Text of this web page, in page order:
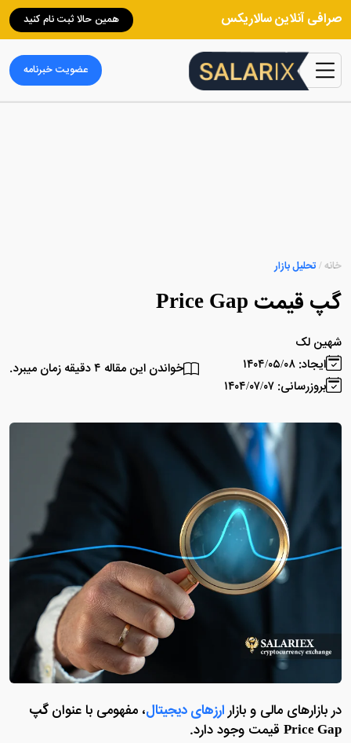
صرافی آنلاین سالاریکس همین حالا ثبت نام کنید
عضویت خبرنامه
خانه/تحلیل بازار
گپ قیمت Price Gap
شهین لک
ایجاد: ۱۴۰۴/۰۵/۰۸
بروزرسانی: ۱۴۰۴/۰۷/۰۷
خواندن این مقاله ۴ دقیقه زمان میبرد.
در بازارهای مالی و بازارارزهای دیجیتال، مفهومی با عنوانگپ
Price Gap قیمت وجود دارد.